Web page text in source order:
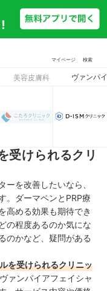
マイページ 検索
美容皮膚科 ヴァンパ
受けられるクリ
を改善したいなら、
。ダーマペンとPRP療
高める効果も期待でき
の程度あるのか気にな
のかなど、疑問がある
を受けられるクリニッ
ァンパイアフェイシャ